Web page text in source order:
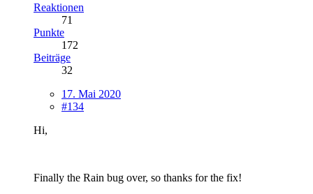
Reaktionen
71
Punkte
172
Beiträge
32
17. Mai 2020
#134
Hi,
Finally the Rain bug over, so thanks for the fix!